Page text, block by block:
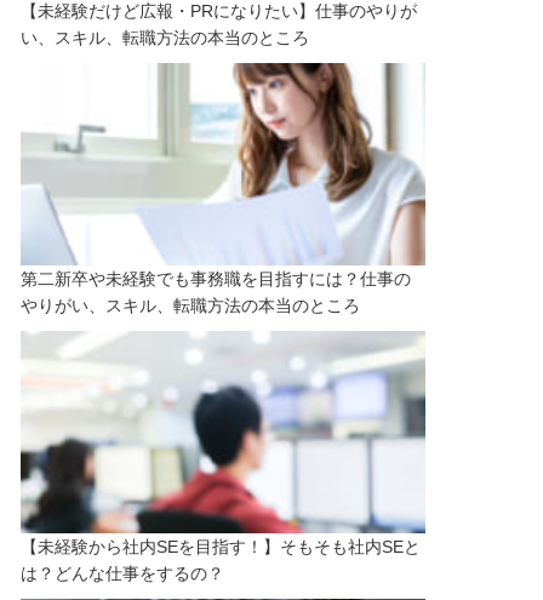
【未経験だけど広報・PRになりたい】仕事のやりが
い、スキル、転職方法の本当のところ
第二新卒や未経験でも事務職を目指すには？仕事の
やりがい、スキル、転職方法の本当のところ
【未経験から社内SEを目指す！】そもそも社内SEと
は？どんな仕事をするの？